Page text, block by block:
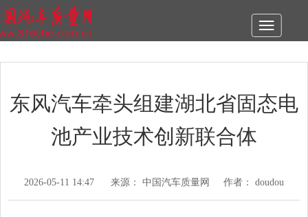
Toggle
navigation
东风汽车牵头组建湖北省固态电
池产业技术创新联合体
2026-05-11 14:47 来源： 中国汽车质量网 作者： doudou